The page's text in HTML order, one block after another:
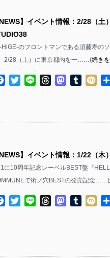
NEWS】イベント情報：2/28（
HiGE-のフロントマンである須藤寿の
2/28（土）に東京都内を一……(続き
Facebook
TwitterLine ThreadsMastodon
TumblrMixi
NEWS】イベント情報：1/22（
に10周年記念レーベルBEST盤『
で術ノ穴BESTの発売記念……(
Facebook
TwitterLine ThreadsMastodon
TumblrMixi